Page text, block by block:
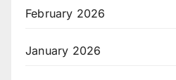
February 2026
January 2026